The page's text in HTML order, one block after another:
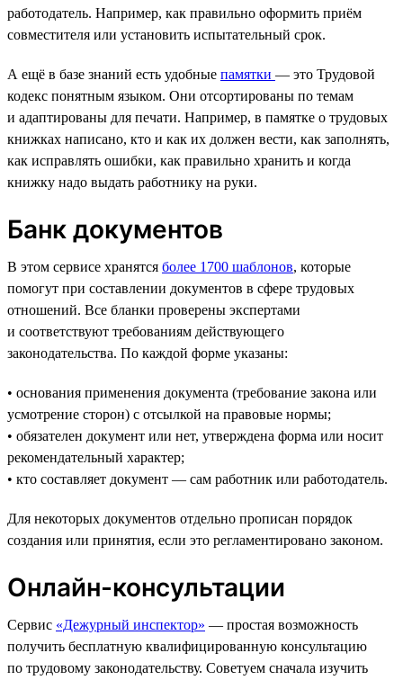
работодатель. Например, как правильно оформить приём
совместителя или установить испытательный срок.
А ещё в базе знаний есть удобные памятки — это Трудовой
кодекс понятным языком. Они отсортированы по темам
и адаптированы для печати. Например, в памятке о трудовых
книжках написано, кто и как их должен вести, как заполнять,
как исправлять ошибки, как правильно хранить и когда
книжку надо выдать работнику на руки.
Банк документов
В этом сервисе хранятся более 1700 шаблонов, которые
помогут при составлении документов в сфере трудовых
отношений. Все бланки проверены экспертами
и соответствуют требованиям действующего
законодательства. По каждой форме указаны:
• основания применения документа (требование закона или
усмотрение сторон) с отсылкой на правовые нормы;
• обязателен документ или нет, утверждена форма или носит
рекомендательный характер;
• кто составляет документ — сам работник или работодатель.
Для некоторых документов отдельно прописан порядок
создания или принятия, если это регламентировано законом.
Онлайн-консультации
Сервис «Дежурный инспектор» — простая возможность
получить бесплатную квалифицированную консультацию
по трудовому законодательству. Советуем сначала изучить